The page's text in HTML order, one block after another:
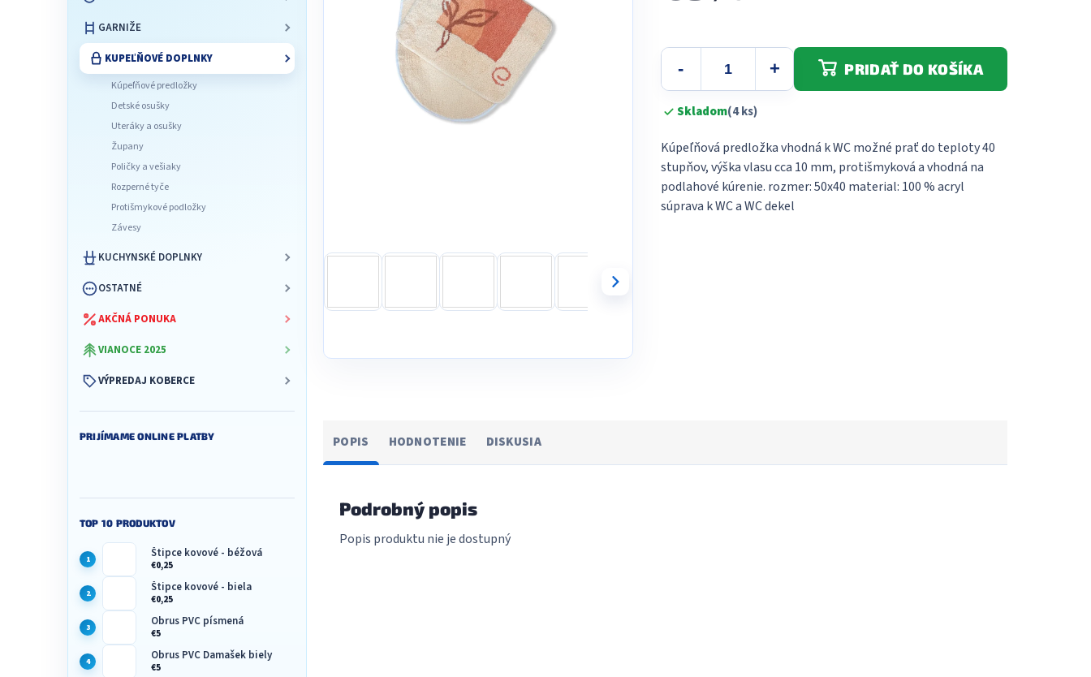
GARNIŽE
KUPEĽŇOVÉ DOPLNKY
Kúpeľňové predložky
Detské osušky
Uteráky a osušky
Župany
Poličky a vešiaky
Rozperné tyče
Protišmykové podložky
Závesy
KUCHYNSKÉ DOPLNKY
OSTATNÉ
AKČNÁ PONUKA
VIANOCE 2025
VÝPREDAJ KOBERCE
PRIJÍMAME ONLINE PLATBY
TOP 10 PRODUKTOV
Štipce kovové - béžová
€0,25
Štipce kovové - biela
€0,25
Obrus PVC písmená
€5
Obrus PVC Damašek biely
€5
Skladom(4 ks)
PRIDAŤ DO KOŠÍKA
Kúpeľňová predložka vhodná k WC možné prať do teploty 40
stupňov, výška vlasu cca 10 mm, protišmyková a vhodná na
podlahové kúrenie. rozmer: 50x40 material: 100 % acryl
súprava k WC a WC dekel
POPIS HODNOTENIE DISKUSIA
Podrobný popis
Popis produktu nie je dostupný